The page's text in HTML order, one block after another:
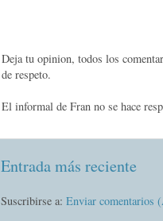
Deja tu opinion, todos los
de respeto.
El informal de Fran no se hace
Entrada más reciente
Suscribirse a: Enviar comentarios